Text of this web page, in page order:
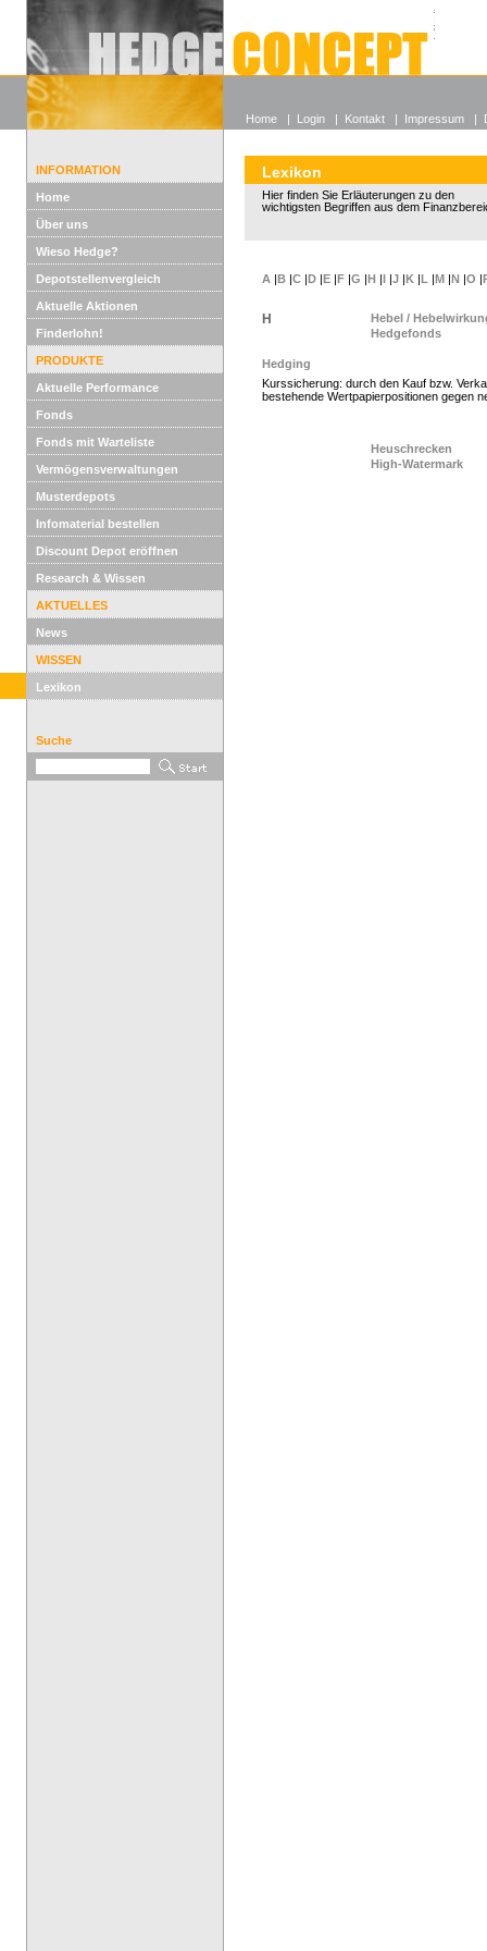
Alle
Wieso
INFORMATION
Home
Über uns
Wieso Hedge?
Depotstellenvergleich
Aktuelle Aktionen
Finderlohn!
PRODUKTE
Aktuelle Performance
Fonds
Fonds mit Warteliste
Vermögensverwaltungen
Musterdepots
Infomaterial bestellen
Discount Depot eröffnen
Research & Wissen
AKTUELLES
News
WISSEN
Lexikon
Suche
Lexikon
Hier finden Sie Erläuterungen zu den
wichtigsten Begriffen aus dem
A |B |C |D |E |F |G |H |I |J |K |L |M |N |O |
H
Hebel /
Hedgefonds
Hedging
Kurssicherung: durch den Kauf bzw.
bestehende Wertpapierpositionen gegen
Heuschrecken
High-Watermark
Home | Login | Kontakt | Impressum |